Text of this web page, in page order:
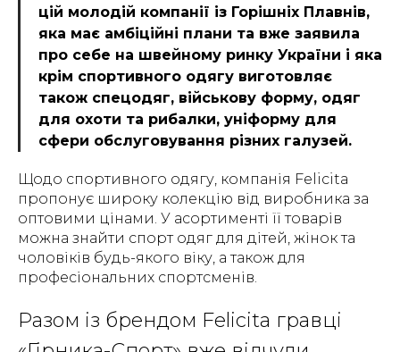
цій молодій компанії із Горішніх Плавнів,
яка має амбіційні плани та вже заявила
про себе на швейному ринку України і яка
крім спортивного одягу виготовляє
також спецодяг, військову форму, одяг
для охоти та рибалки, уніформу для
сфери обслуговування різних галузей.
Щодо спортивного одягу, компанія Felicita
пропонує широку колекцію від виробника за
оптовими цінами. У асортименті її товарів
можна знайти спорт одяг для дітей, жінок та
чоловіків будь-якого віку, а також для
професіональних спортсменів.
Разом із брендом Felicita гравці